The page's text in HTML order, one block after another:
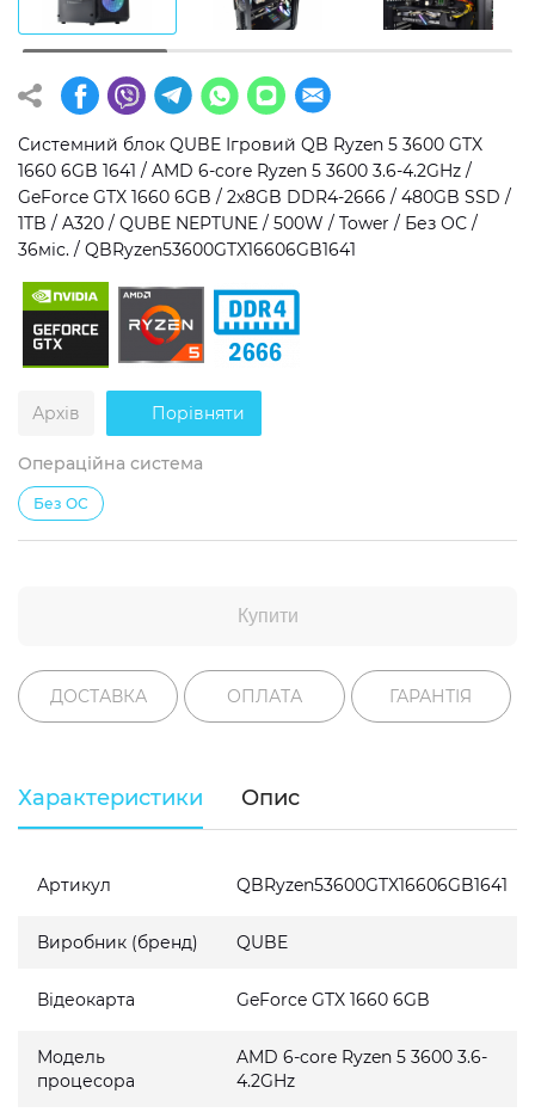
Операційна система
Windows 11 Home
Windows 11 Pro
Без ОС
Тип накопичувача
SSD
HDD
SSD + HDD
Додатково
RGB-підсвічування
Розблокований множник CPU
Надшвидкий M.2 SSD NVME
Системний блок QUBE Ігровий QB Ryzen 5 3600 GTX
1660 6GB 1641 / AMD 6-core Ryzen 5 3600 3.6-4.2GHz /
GeForce GTX 1660 6GB / 2x8GB DDR4-2666 / 480GB SSD /
1TB / A320 / QUBE NEPTUNE / 500W / Tower / Без ОС /
36міс. / QBRyzen53600GTX16606GB1641
Архів Порівняти
Операційна система
Без ОС
Купити
ДОСТАВКА ОПЛАТА ГАРАНТІЯ
Характеристики Опис
Артикул QBRyzen53600GTX16606GB1641
Виробник (бренд) QUBE
Відеокарта GeForce GTX 1660 6GB
Модель
процесора
AMD 6-core Ryzen 5 3600 3.6-
4.2GHz